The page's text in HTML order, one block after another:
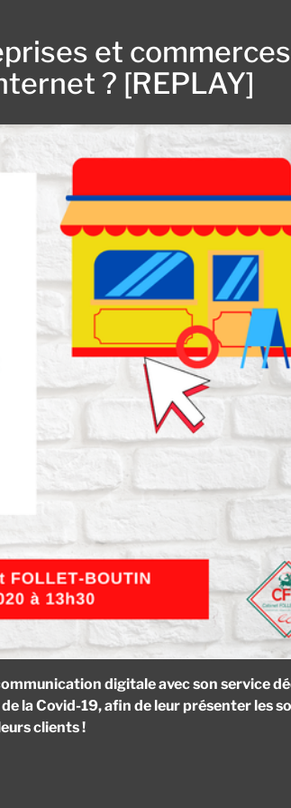
et
? [REPLAY]
digitale avec son service
la Covid-19, afin de leur présenter les
clients !